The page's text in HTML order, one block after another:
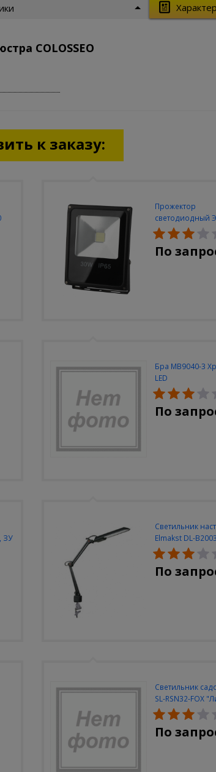
COLOSSEO
к заказу:
Прожектор
светодиодный
30W-6500K-M
По
Бра MB9040-3
LED
По
ЗУ
Светильник
Elmakst DL-
черный
По
Светильник
SL-RSN32-FOX
солн.бат,
цветной, 32 см
По